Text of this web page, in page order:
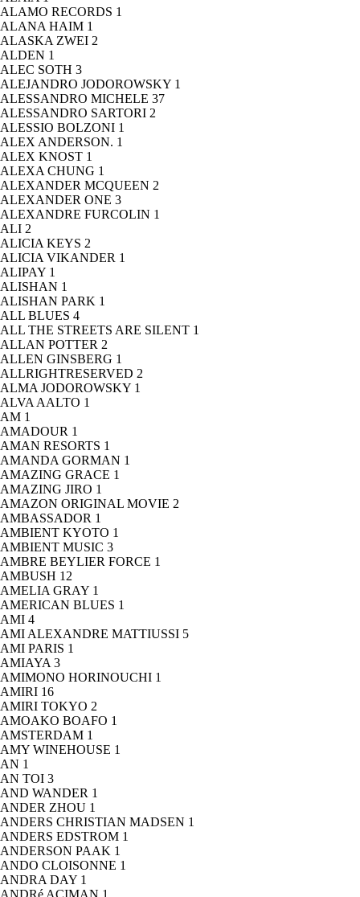
ALAMO RECORDS 1
ALANA HAIM 1
ALASKA ZWEI 2
ALDEN 1
ALEC SOTH 3
ALEJANDRO JODOROWSKY 1
ALESSANDRO MICHELE 37
ALESSANDRO SARTORI 2
ALESSIO BOLZONI 1
ALEX ANDERSON. 1
ALEX KNOST 1
ALEXA CHUNG 1
ALEXANDER MCQUEEN 2
ALEXANDER ONE 3
ALEXANDRE FURCOLIN 1
ALI 2
ALICIA KEYS 2
ALICIA VIKANDER 1
ALIPAY 1
ALISHAN 1
ALISHAN PARK 1
ALL BLUES 4
ALL THE STREETS ARE SILENT 1
ALLAN POTTER 2
ALLEN GINSBERG 1
ALLRIGHTRESERVED 2
ALMA JODOROWSKY 1
ALVA AALTO 1
AM 1
AMADOUR 1
AMAN RESORTS 1
AMANDA GORMAN 1
AMAZING GRACE 1
AMAZING JIRO 1
AMAZON ORIGINAL MOVIE 2
AMBASSADOR 1
AMBIENT KYOTO 1
AMBIENT MUSIC 3
AMBRE BEYLIER FORCE 1
AMBUSH 12
AMELIA GRAY 1
AMERICAN BLUES 1
AMI 4
AMI ALEXANDRE MATTIUSSI 5
AMI PARIS 1
AMIAYA 3
AMIMONO HORINOUCHI 1
AMIRI 16
AMIRI TOKYO 2
AMOAKO BOAFO 1
AMSTERDAM 1
AMY WINEHOUSE 1
AN 1
AN TOI 3
AND WANDER 1
ANDER ZHOU 1
ANDERS CHRISTIAN MADSEN 1
ANDERS EDSTROM 1
ANDERSON PAAK 1
ANDO CLOISONNE 1
ANDRA DAY 1
ANDRé ACIMAN 1